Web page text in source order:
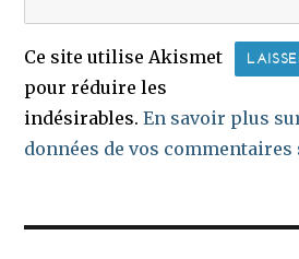
Ce site utilise Akismet
pour réduire les
indésirables.En savoir plus
données de vos